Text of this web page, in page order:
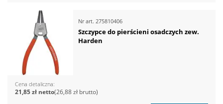
Nr art. 275810406
Szczypce do pierścieni osadczych zew.
Harden
Cena detaliczna
26,88 zł
21,85 zł